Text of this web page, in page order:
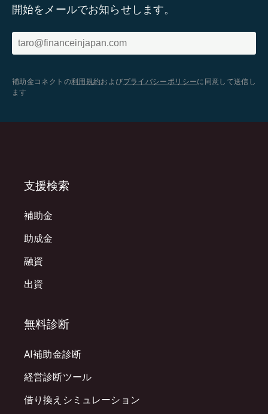
開始をメールでお知らせします。
補助金コネクトの利用規約およびプライバシーポリシーに同意して送信し
ます
支援検索
補助金
助成金
融資
出資
無料診断
AI補助金診断
経営診断ツール
借り換えシミュレーション